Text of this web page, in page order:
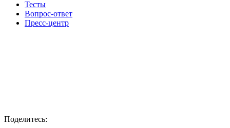
Тесты
Вопрос-ответ
Пресс-центр
Поделитесь: